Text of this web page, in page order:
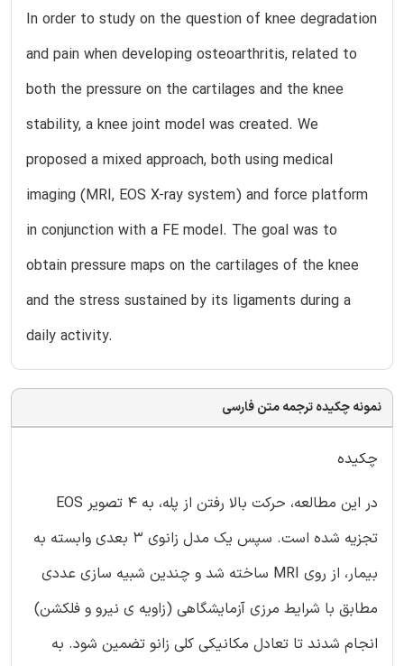
In order to study on the question of knee degradation
and pain when developing osteoarthritis, related to
both the pressure on the cartilages and the knee
stability, a knee joint model was created. We
proposed a mixed approach, both using medical
imaging (MRI, EOS X-ray system) and force platform
in conjunction with a FE model. The goal was to
obtain pressure maps on the cartilages of the knee
and the stress sustained by its ligaments during a
daily activity.
نمونه چکیده ترجمه متن فارسی
چکیده
در این مطالعه، حرکت بالا رفتن از پله، به 4 تصویر EOS
تجزیه شده است. سپس یک مدل زانوی 3 بعدی وابسته به
بیمار، از روی MRI ساخته شد و چندین شبیه سازی عددی
مطابق با شرایط مرزی آزمایشگاهی (زاویه ی نیرو و فلکشن)
انجام شدند تا تعادل مکانیکی کلی زانو تضمین شود. به